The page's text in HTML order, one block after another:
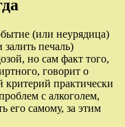
(или неурядица)
залить печаль)
но сам факт того,
говорит о
практически
с алкоголем,
его самому, за этим